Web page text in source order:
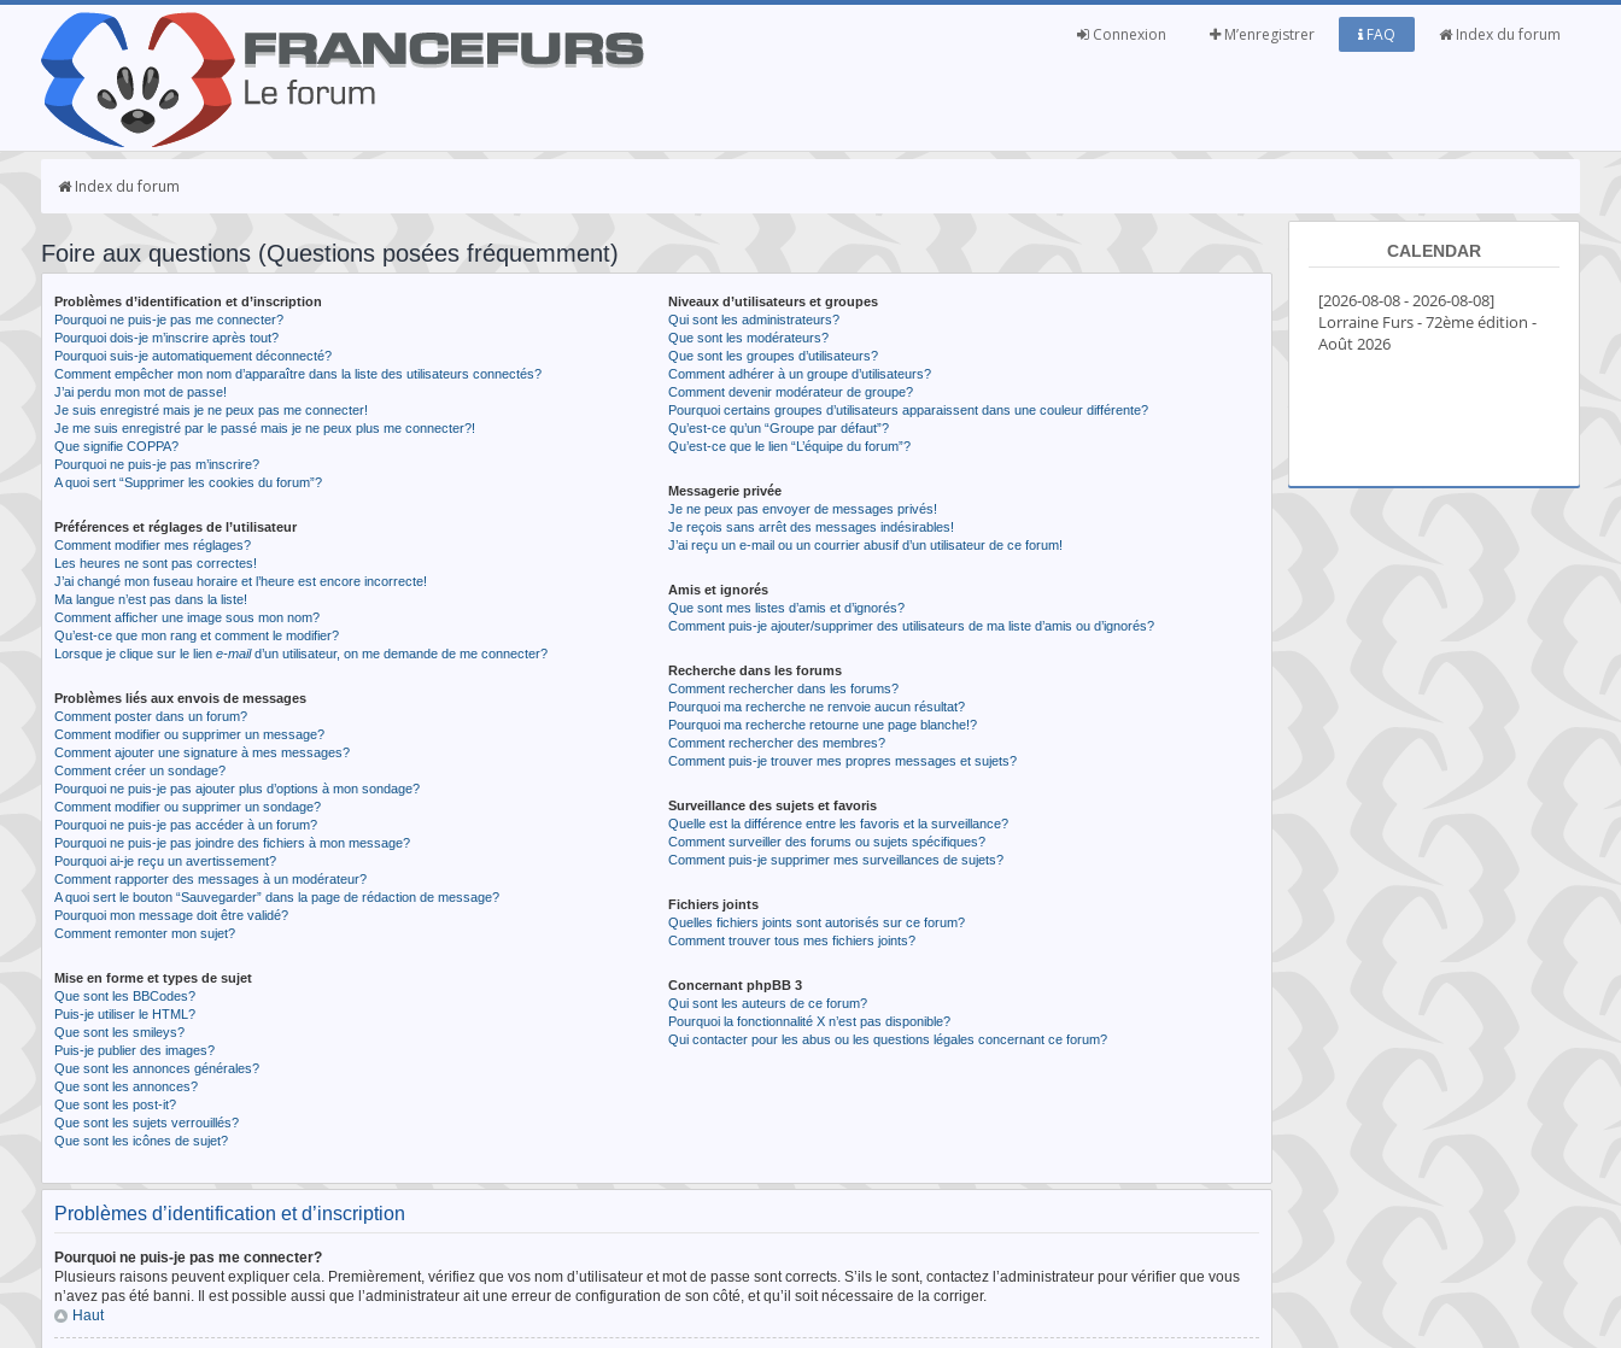
Index du forum
FAQ
M’enregistrer
Connexion
Index du forum
Foire aux questions (Questions posées fréquemment)
Problèmes d’identification et d’inscription
Pourquoi ne puis-je pas me connecter?
Pourquoi dois-je m’inscrire après tout?
Pourquoi suis-je automatiquement déconnecté?
Comment empêcher mon nom d’apparaître dans la liste des utilisateurs connectés?
J’ai perdu mon mot de passe!
Je suis enregistré mais je ne peux pas me connecter!
Je me suis enregistré par le passé mais je ne peux plus me connecter?!
Que signifie COPPA?
Pourquoi ne puis-je pas m’inscrire?
A quoi sert “Supprimer les cookies du forum”?
Préférences et réglages de l’utilisateur
Comment modifier mes réglages?
Les heures ne sont pas correctes!
J’ai changé mon fuseau horaire et l’heure est encore incorrecte!
Ma langue n’est pas dans la liste!
Comment afficher une image sous mon nom?
Qu’est-ce que mon rang et comment le modifier?
Lorsque je clique sur le lien e-maild’un utilisateur, on me demande de me connecter?
Problèmes liés aux envois de messages
Comment poster dans un forum?
Comment modifier ou supprimer un message?
Comment ajouter une signature à mes messages?
Comment créer un sondage?
Pourquoi ne puis-je pas ajouter plus d’options à mon sondage?
Comment modifier ou supprimer un sondage?
Pourquoi ne puis-je pas accéder à un forum?
Pourquoi ne puis-je pas joindre des fichiers à mon message?
Pourquoi ai-je reçu un avertissement?
Comment rapporter des messages à un modérateur?
A quoi sert le bouton “Sauvegarder” dans la page de rédaction de message?
Pourquoi mon message doit être validé?
Comment remonter mon sujet?
Mise en forme et types de sujet
Que sont les BBCodes?
Puis-je utiliser le HTML?
Que sont les smileys?
Puis-je publier des images?
Que sont les annonces générales?
Que sont les annonces?
Que sont les post-it?
Que sont les sujets verrouillés?
Que sont les icônes de sujet?
Niveaux d’utilisateurs et groupes
Qui sont les administrateurs?
Que sont les modérateurs?
Que sont les groupes d’utilisateurs?
Comment adhérer à un groupe d’utilisateurs?
Comment devenir modérateur de groupe?
Pourquoi certains groupes d’utilisateurs apparaissent dans une couleur différente?
Qu’est-ce qu’un “Groupe par défaut”?
Qu’est-ce que le lien “L’équipe du forum”?
Messagerie privée
Je ne peux pas envoyer de messages privés!
Je reçois sans arrêt des messages indésirables!
J’ai reçu un e-mail ou un courrier abusif d’un utilisateur de ce forum!
Amis et ignorés
Que sont mes listes d’amis et d’ignorés?
Comment puis-je ajouter/supprimer des utilisateurs de ma liste d’amis ou d’ignorés?
Recherche dans les forums
Comment rechercher dans les forums?
Pourquoi ma recherche ne renvoie aucun résultat?
Pourquoi ma recherche retourne une page blanche!?
Comment rechercher des membres?
Comment puis-je trouver mes propres messages et sujets?
Surveillance des sujets et favoris
Quelle est la différence entre les favoris et la surveillance?
Comment surveiller des forums ou sujets spécifiques?
Comment puis-je supprimer mes surveillances de sujets?
Fichiers joints
Quelles fichiers joints sont autorisés sur ce forum?
Comment trouver tous mes fichiers joints?
Concernant phpBB 3
Qui sont les auteurs de ce forum?
Pourquoi la fonctionnalité X n’est pas disponible?
Qui contacter pour les abus ou les questions légales concernant ce forum?
Problèmes d’identification et d’inscription
Pourquoi ne puis-je pas me connecter?
Plusieurs raisons peuvent expliquer cela. Premièrement, vérifiez que vos nom d’utilisateur et mot de passe sont corrects. S’ils le sont, contactez l’administrateur pour vérifier que vous
n’avez pas été banni. Il est possible aussi que l’administrateur ait une erreur de configuration de son côté, et qu’il soit nécessaire de la corriger.
Haut
CALENDAR